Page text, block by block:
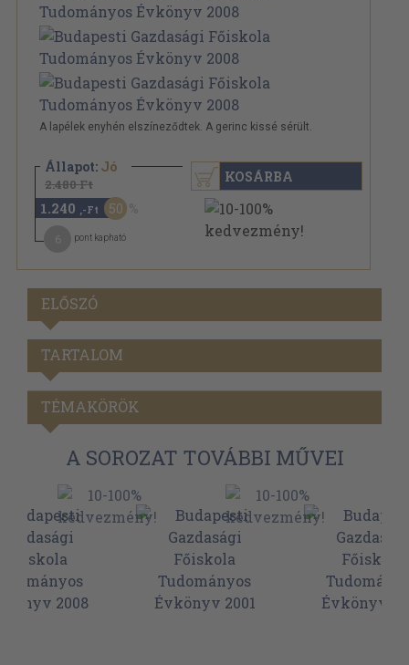
A lapélek enyhén elszíneződtek. A gerinc kissé sérült.
Állapot: Jó
2.480 Ft
1.240 ,-Ft 50
pont kapható
KOSÁRBA
ELŐSZÓ
TARTALOM
TÉMAKÖRÖK
A SOROZAT TOVÁBBI MŰVEI